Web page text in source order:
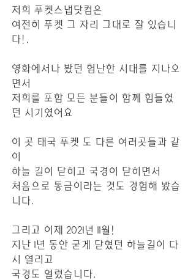
저희 푸켓스냅닷컴은
여전히 푸켓 그 자리 그대로 잘 있습니
다!.
영화에서나 봤던 험난한 시대를 지나오
면서
저희를 포함 모든 분들이 함께 힘들었
던 시기였어요
이 곳 태국 푸켓 도 다른 여러곳들과 같
이
하늘 길이 닫히고 국경이 닫히면서
처음으로 통금이라는 것도 경험해 봤습
니다.
그리고 이제 2021년 11월!
지난 1년 동안 굳게 닫혔던 하늘길이 다
시 열리고
국경도 열렸습니다.